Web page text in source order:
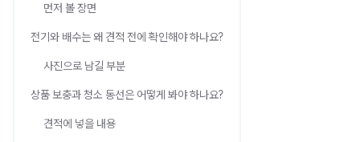
먼저 볼 장면
전기와 배수는 왜 견적 전에 확인해야 하나요?
사진으로 남길 부분
상품 보충과 청소 동선은 어떻게 봐야 하나요?
견적에 넣을 내용